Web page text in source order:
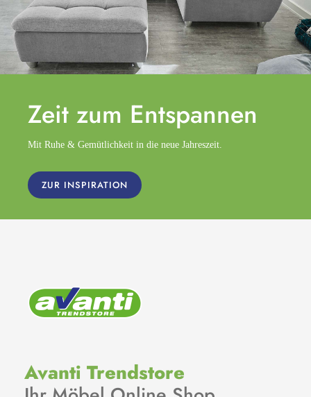
Zeit zum Entspannen
Mit Ruhe & Gemütlichkeit in die neue Jahreszeit.
ZUR INSPIRATION
Avanti Trendstore